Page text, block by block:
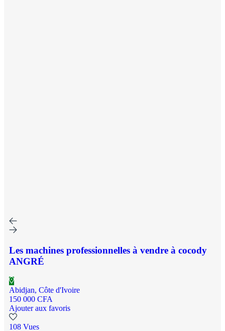
Les machines professionnelles à vendre à cocody
ANGRÉ
Abidjan, Côte d'Ivoire
150 000 CFA
Ajouter aux favoris
108 Vues